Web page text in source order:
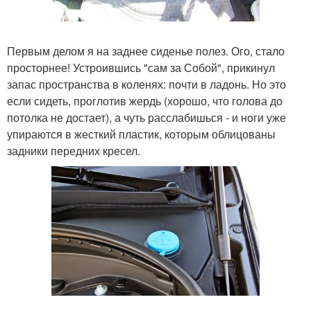
Первым делом я на заднее сиденье полез. Ого, стало
просторнее! Устроившись "сам за Собой", прикинул
запас пространства в коленях: почти в ладонь. Но это
если сидеть, проглотив жердь (хорошо, что голова до
потолка не достает), а чуть расслабишься - и ноги уже
упираются в жесткий пластик, которым облицованы
задники передних кресел.